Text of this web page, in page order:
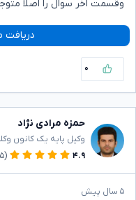
وقسمت اخر سوال را اصلا
دریافت
۰
حمزه مرادی نژاد
وکیل پایه یک کانون
۴.۹
(۳۴۵)
۵ سال پیش